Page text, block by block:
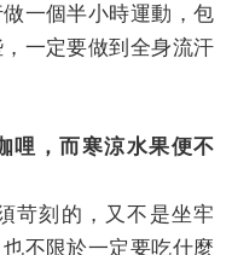
一個半小時運動，包
一定要做到全身流汗
哩，而寒涼水果便不
苛刻的，又不是坐牢
不限於一定要吃什麼